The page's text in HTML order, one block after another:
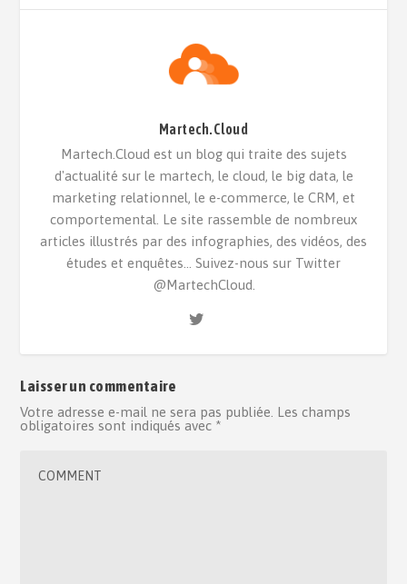
Martech.Cloud
Martech.Cloud est un blog qui traite des sujets
d'actualité sur le martech, le cloud, le big data, le
marketing relationnel, le e-commerce, le CRM, et
comportemental. Le site rassemble de nombreux
articles illustrés par des infographies, des vidéos, des
études et enquêtes... Suivez-nous sur Twitter
@MartechCloud.
Laisser un commentaire
Votre adresse e-mail ne sera pas publiée. Les champs
obligatoires sont indiqués avec *